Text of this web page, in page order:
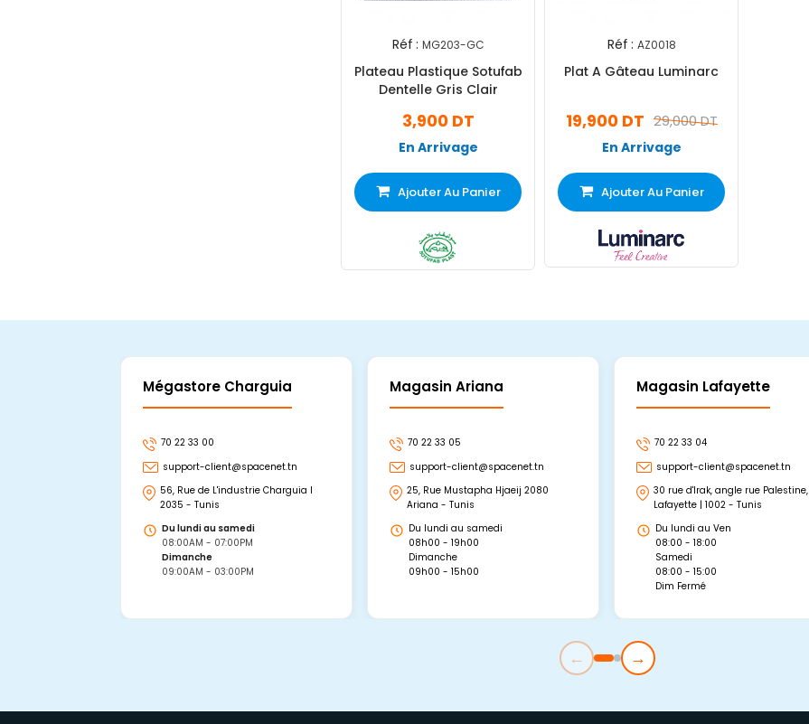
Réf : MG203-GC
Plateau Plastique Sotufab
Dentelle Gris Clair
3,900 DT
En Arrivage
Ajouter Au Panier
Réf : AZ0018
Plat A Gâteau Luminarc
29,000 DT
19,900 DT
En Arrivage
Ajouter Au Panier
Mégastore Charguia
70 22 33 00
support-client@spacenet.tn
56, Rue de L'industrie Charguia I
2035 - Tunis
Du lundi au samedi
08:00AM - 07:00PM
Dimanche
09:00AM - 03:00PM
Magasin Ariana
70 22 33 05
support-client@spacenet.tn
25, Rue Mustapha Hjaeij 2080
Ariana - Tunis
Du lundi au samedi
08h00 - 19h00
Dimanche
09h00 - 15h00
Magasin Lafayette
70 22 33 04
support-client@spacenet.tn
30 rue d'Irak, angle rue Palestine,
Lafayette | 1002 - Tunis
Du lundi au Ven
08:00 - 18:00
Samedi
08:00 - 15:00
Dim Fermé
← →